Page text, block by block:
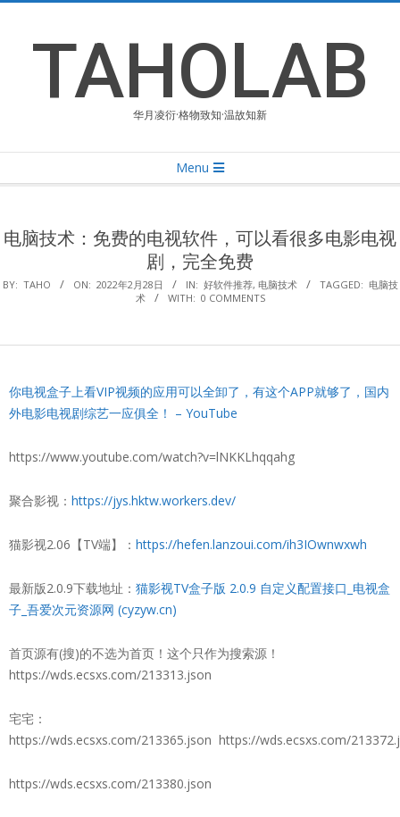
contentTAHOLAB
华月凌衍·格物致知·温故知新
Navigation
Menu
电脑技术：免费的电视软件，可以看很多电影电视
剧，完全免费
BY: TAHO ON: 2022年2月28日 IN: 好软件推荐, 电脑技术 TAGGED: 电脑技
术
WITH: 0 COMMENTS
你电视盒子上看VIP视频的应用可以全卸了，有这个APP就够了，国内
外电影电视剧综艺一应俱全！ – YouTube
https://www.youtube.com/watch?v=lNKKLhqqahg
聚合影视： https://jys.hktw.workers.dev/
猫影视2.06【TV端】： https://hefen.lanzoui.com/ih3IOwnwxwh
最新版2.0.9下载地址： 猫影视TV盒子版 2.0.9 自定义配置接口_电视盒
子_吾爱次元资源网 (cyzyw.cn)
首页源有(搜)的不选为首页！这个只作为搜索源！
https://wds.ecsxs.com/213313.json
宅宅：
https://wds.ecsxs.com/213365.json https://wds.ecsxs.com/
https://wds.ecsxs.com/213380.json